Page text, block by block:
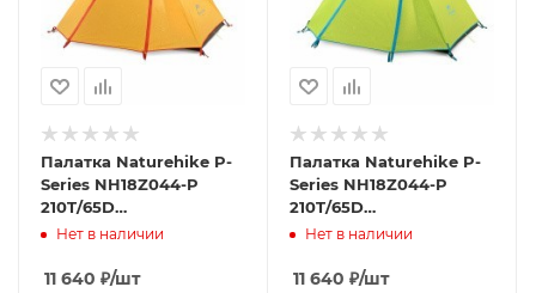
Палатка Naturehike P-
Series NH18Z044-P
210T/65D
четырехместная,
6927595729694
Нет в наличии
11 640 ₽/шт
Палатка Naturehike P-
Series NH18Z044-P
210T/65D
четырехместная,
Нет в наличии
11 640 ₽/шт